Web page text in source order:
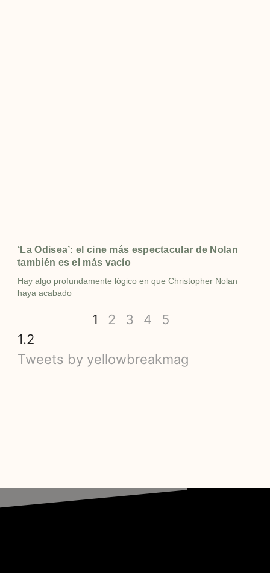
‘La Odisea’: el cine más espectacular de Nolan
también es el más vacío
Hay algo profundamente lógico en que Christopher Nolan
haya acabado
1 2 3 4 5
Tweets by yellowbreakmag